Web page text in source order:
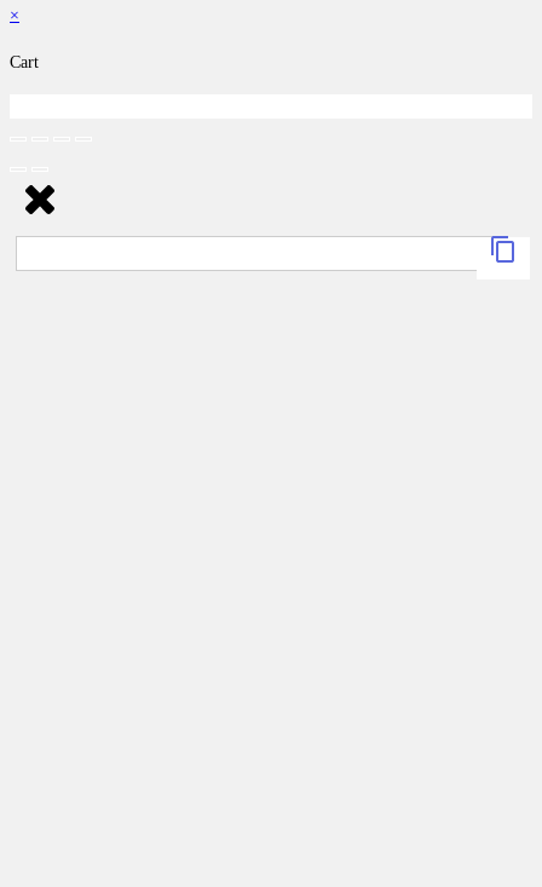
×
Cart